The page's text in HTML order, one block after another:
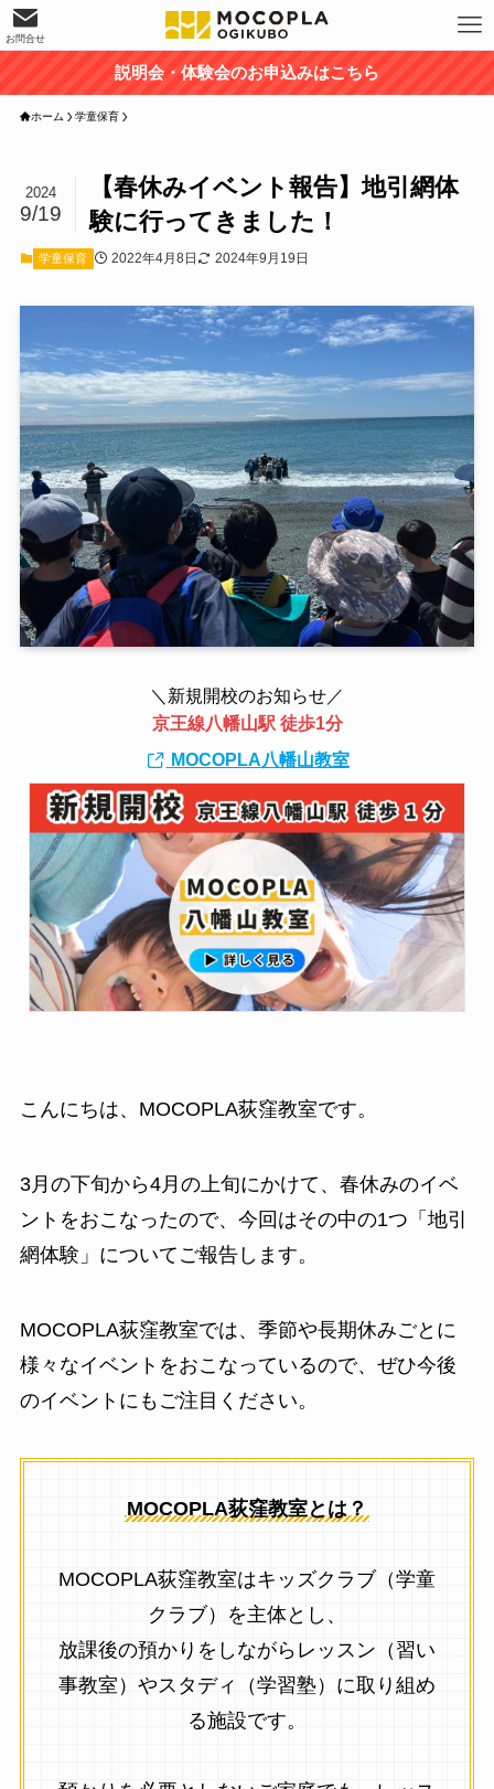
お問合せ
説明会・体験会のお申込みはこちら
ホーム 学童保育
【春休みイベント報告】地引網体
験に行ってきました！
2024
9/19
学童保育 2022年4月8日 2024年9月19日
＼新規開校のお知らせ／
京王線八幡山駅 徒歩1分
MOCOPLA八幡山教室
こんにちは、MOCOPLA荻窪教室です。
3月の下旬から4月の上旬にかけて、春休みのイベ
ントをおこなったので、今回はその中の1つ「地引
網体験」についてご報告します。
MOCOPLA荻窪教室では、季節や長期休みごとに
様々なイベントをおこなっているので、ぜひ今後
のイベントにもご注目ください。
MOCOPLA荻窪教室とは？
MOCOPLA荻窪教室はキッズクラブ（学童
クラブ）を主体とし、
放課後の預かりをしながらレッスン（習い
事教室）やスタディ（学習塾）に取り組め
る施設です。